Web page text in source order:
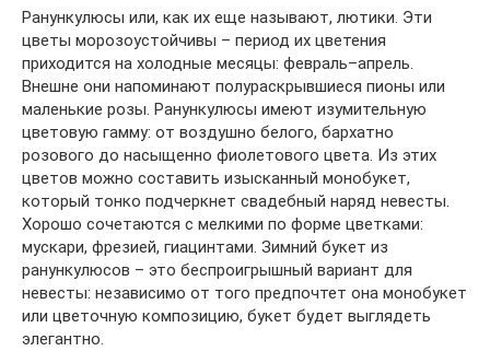
Ранункулюсы или, как их еще называют, лютики. Эти
цветы морозоустойчивы – период их цветения
приходится на холодные месяцы: февраль–апрель.
Внешне они напоминают полураскрывшиеся пионы или
маленькие розы. Ранункулюсы имеют изумительную
цветовую гамму: от воздушно белого, бархатно
розового до насыщенно фиолетового цвета. Из этих
цветов можно составить изысканный монобукет,
который тонко подчеркнет свадебный наряд невесты.
Хорошо сочетаются с мелкими по форме цветками:
мускари, фрезией, гиацинтами. Зимний букет из
ранункулюсов – это беспроигрышный вариант для
невесты: независимо от того предпочтет она монобукет
или цветочную композицию, букет будет выглядеть
элегантно.